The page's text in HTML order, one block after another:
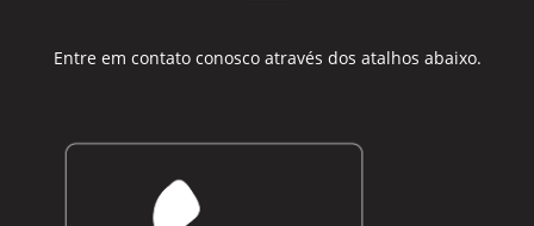
Entre em contato conosco através dos atalhos abaixo.